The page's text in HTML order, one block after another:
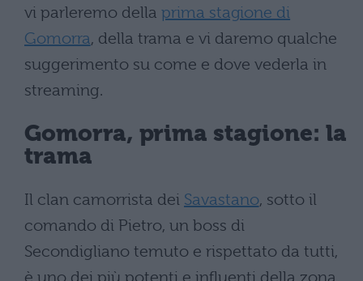
vi parleremo della prima stagione di
Gomorra, della trama e vi daremo qualche
suggerimento su come e dove vederla in
streaming.
Gomorra, prima stagione: la
trama
Il clan camorrista dei Savastano, sotto il
comando di Pietro, un boss di
Secondigliano temuto e rispettato da tutti,
è uno dei più potenti e influenti della zona.